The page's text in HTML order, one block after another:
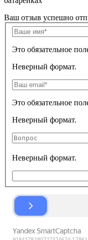
Ваш отзыв успешно
Это обязательное
Неверный формат.
Это обязательное
Неверный формат.
Неверный формат.